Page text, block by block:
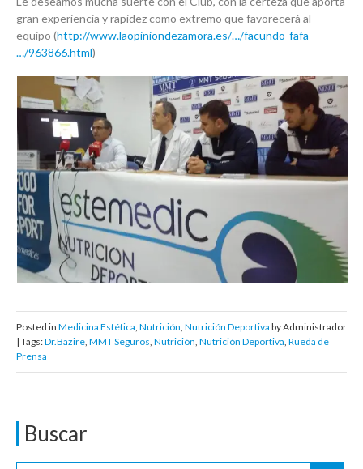
Buscar
gran experiencia y rapidez como extremo que favorecerá al
equipo (http://www.laopiniondezamora.es/…/facundo-fafa-
…/963866.html)
Posted in Medicina Estética Nutrición Nutrición Deportiva by Administrador
| Tags:Dr.Bazire MMT Seguros Nutrición Nutrición Deportiva Rueda de
Prensa